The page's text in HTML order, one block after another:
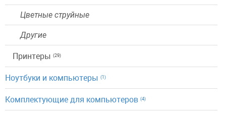
Цветные струйные
Другие
Принтеры (29)
Ноутбуки и компьютеры (1)
Комплектующие для компьютеров (4)